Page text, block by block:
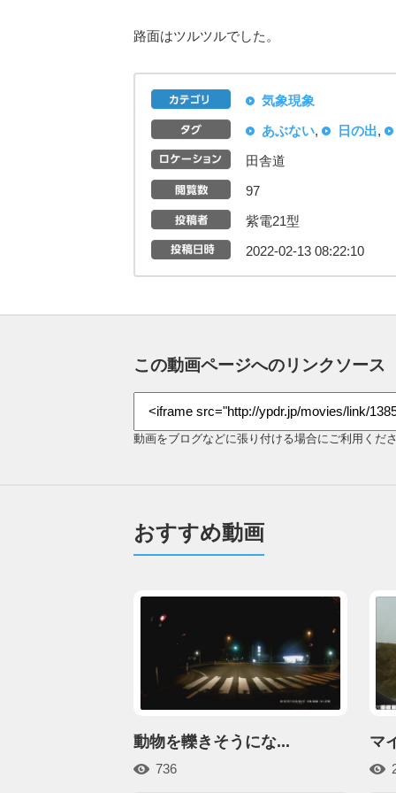
路面はツルツルでした。
気象現象
あぶない, 日の出,
田舎道
97
紫電21型
2022-02-13 08:22:10
この動画ページへのリンクソース
動画をブログなどに張り付ける場合にご利用くだ
おすすめ動画
動物を轢きそうにな...
736
マ